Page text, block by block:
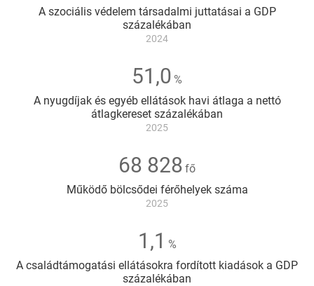
adatokA szociális védelem társadalmi juttatásai a GDP
százalékában
2024
51,0 %
A nyugdíjak és egyéb ellátások havi átlaga a nettó
átlagkereset százalékában
2025
68 828 fő
Működő bölcsődei férőhelyek száma
2025
1,1 %
A családtámogatási ellátásokra fordított kiadások a GDP
százalékában